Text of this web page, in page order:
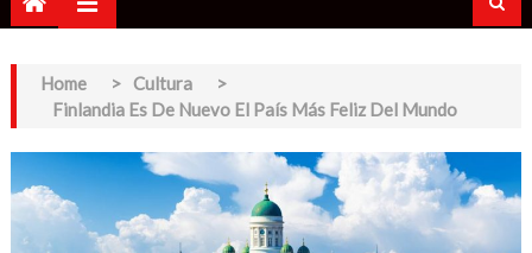
Home > Cultura
>
Finlandia Es De Nuevo El País Más Feliz Del Mundo